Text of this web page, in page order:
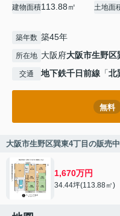
建物面積113.88㎡ 土地面
築年数 築45年
所在地 大阪府大阪市生野区
交通 地下鉄千日前線 「北
無料
大阪市生野区巽東4丁目の販売
1,670万円
34.44坪(113.88㎡)